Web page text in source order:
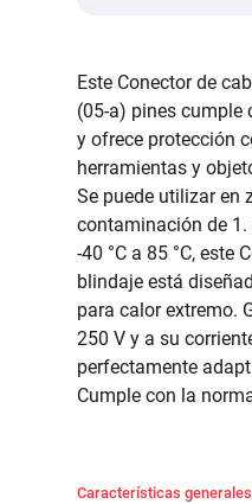
Este Conector de
(05-a) pines cumple
y ofrece protección
herramientas y
Se puede utilizar en
contaminación de 1.
-40 °C a 85 °C, este
blindaje está
para calor extremo.
250 V y a su
perfectamente
Cumple con la
Características generales